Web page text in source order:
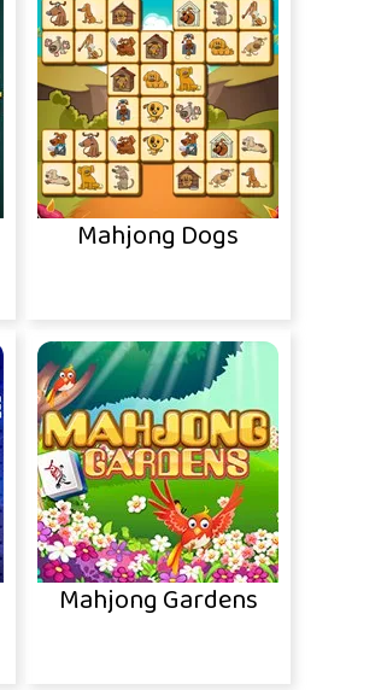
Mahjong Dogs
Mahjong Gardens